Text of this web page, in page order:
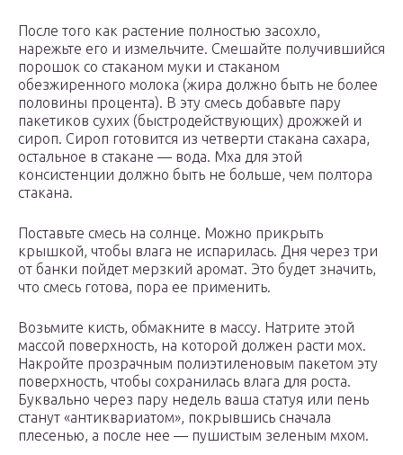
После того как растение полностью засохло,
нарежьте его и измельчите. Смешайте получившийся
порошок со стаканом муки и стаканом
обезжиренного молока (жира должно быть не более
половины процента). В эту смесь добавьте пару
пакетиков сухих (быстродействующих) дрожжей и
сироп. Сироп готовится из четверти стакана сахара,
остальное в стакане — вода. Мха для этой
консистенции должно быть не больше, чем полтора
стакана.
Поставьте смесь на солнце. Можно прикрыть
крышкой, чтобы влага не испарилась. Дня через три
от банки пойдет мерзкий аромат. Это будет значить,
что смесь готова, пора ее применить.
Возьмите кисть, обмакните в массу. Натрите этой
массой поверхность, на которой должен расти мох.
Накройте прозрачным полиэтиленовым пакетом эту
поверхность, чтобы сохранилась влага для роста.
Буквально через пару недель ваша статуя или пень
станут «антиквариатом», покрывшись сначала
плесенью, а после нее — пушистым зеленым мхом.